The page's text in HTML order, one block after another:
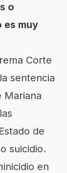
o
es muy
Corte
sentencia
Mariana
de
suicidio.
en